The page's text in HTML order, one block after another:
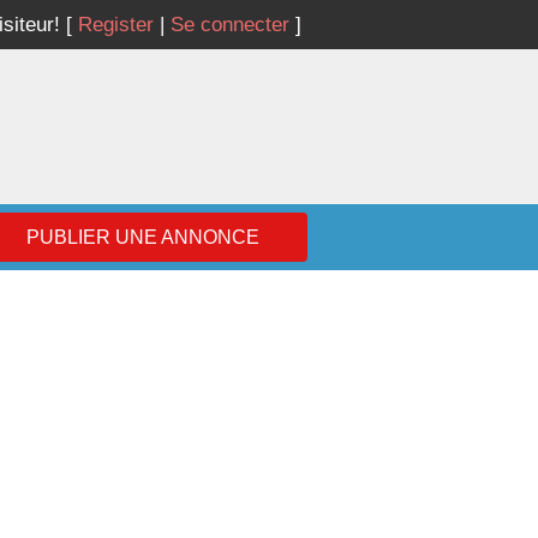
[ Register | Se connecter ]
PUBLIER UNE ANNONCE